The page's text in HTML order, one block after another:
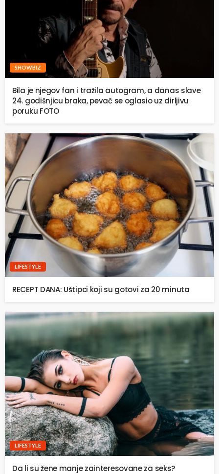
SHOWBIZ
Bila je njegov fan i tražila autogram, a danas slave
24. godišnjicu braka, pevač se oglasio uz dirljivu
poruku FOTO
LIFESTYLE
RECEPT DANA: Uštipci koji su gotovi za 20 minuta
LIFESTYLE
Da li su žene manje zainteresovane za seks?